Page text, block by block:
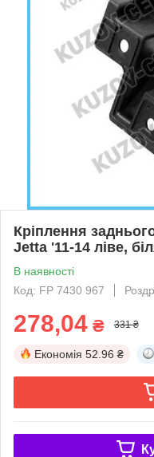
Кріплення
Jetta '11-14 ліве,
В наявності
Код: FP 7430 967
278,04 ₴ 331 ₴
Економія 52.96 ₴